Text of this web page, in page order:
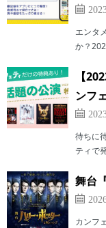
エンタ
か？
【
ンフ
待ちに
ティで
舞台
カンフ